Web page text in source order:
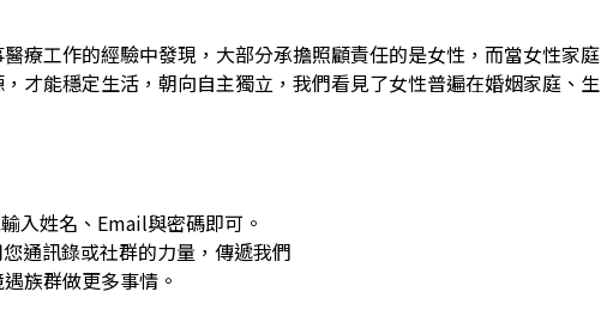
療工作的經驗中發現，大部分承擔照顧責任的是女性，而當女性家庭
才能穩定生活，朝向自主獨立，我們看見了女性普遍在婚姻家庭、生
入姓名、Email與密碼即可。
通訊錄或社群的力量，傳遞我們
族群做更多事情。